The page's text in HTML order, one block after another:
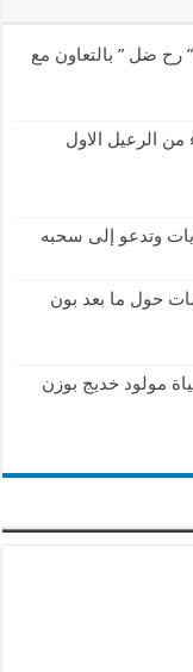
رح ضل ” بالتعاون مع
الرعيل الاول
وتدعو إلى سحبه
حول ما بعد بون
مولود خديج بوزن